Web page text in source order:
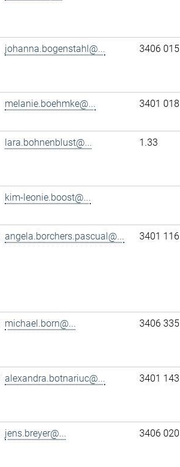
johanna.bogenstahl@... 3406 015
melanie.boehmke@... 3401 018
lara.bohnenblust@... 1.33
kim-leonie.boost@...
angela.borchers.pascual@... 3401 116
michael.born@... 3406 335
alexandra.botnariuc@... 3401 143
jens.breyer@... 3406 020